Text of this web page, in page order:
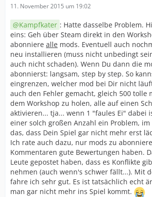
11. November 2015 um 19:02
Kampfkater : Hatte dasselbe Problem.
eins: Geh über Steam direkt in den
abonniere alle mods. Eventuell auch
neu installieren (muss nicht unbedingt
auch nicht schaden). Wenn Du dann die
abonnierst: langsam, step by step. So
eingrenzen, welcher mod bei Dir nicht
auch den Fehler gemacht, gleich 500 tolle
dem Workshop zu holen, alle auf einen
aktivieren... tja... wenn 1 "faules Ei" dabei
einer solch großen Anzahl ein Problem,
das, dass Dein Spiel gar nicht mehr erst
Ich rate auch dazu, nur mods zu
Kommentaren gute Bewertungen haben.
Leute gepostet haben, dass es Konflikte
nehmen (auch wenn's schwer fällt...). Mit
fahre ich sehr gut. Es ist tatsächlich echt
man gar nicht mehr ins Spiel kommt.